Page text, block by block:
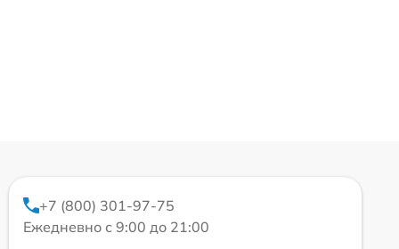
+7 (800) 301-97-75
Ежедневно с 9:00 до 21:00